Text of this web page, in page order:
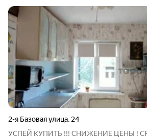
2-я Базовая улица, 24
УСПЕЙ КУПИТЬ !!! СНИЖЕНИЕ ЦЕНЫ !